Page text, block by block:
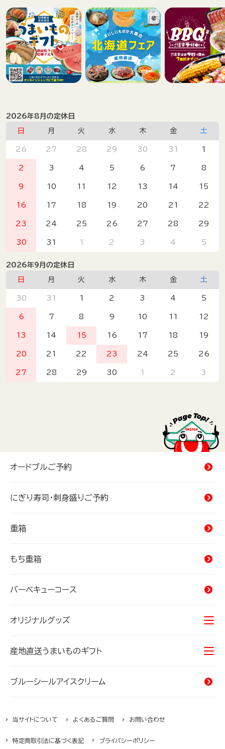
2026年8月の定休日
日 月 火 水 木 金 土
26 27 28 29 30 31 1
2 3 4 5 6 7 8
9 10 11 12 13 14 15
16 17 18 19 20 21 22
23 24 25 26 27 28 29
30 31 1 2 3 4 5
2026年9月の定休日
日 月 火 水 木 金 土
30 31 1 2 3 4 5
6 7 8 9 10 11 12
13 14 15 16 17 18 19
20 21 22 23 24 25 26
27 28 29 30 1 2 3
オードブルご予約
にぎり寿司・刺身盛りご予約
重箱
もち重箱
バーベキューコース
オリジナルグッズ
Tシャツ
産地直送うまいものギフト
海産物
ブルーシールアイスクリーム
当サイトについて よくあるご質問 お問い合わせ
特定商取引法に基づく表記 プライバシーポリシー